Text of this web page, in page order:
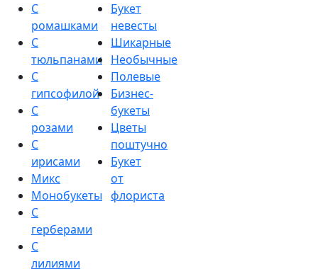
С
ромашками
С
тюльпанами
С
гипсофилой
С
розами
С
ирисами
Микс
Монобукеты
С
герберами
С
лилиями
Букет
невесты
Шикарные
Необычные
Полевые
Бизнес-
букеты
Цветы
поштучно
Букет
от
флориста